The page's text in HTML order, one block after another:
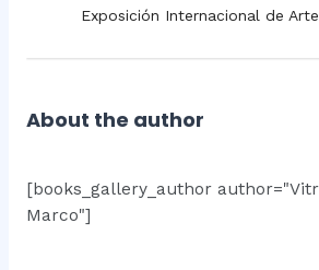
Exposición Internacional de
About the author
[books_gallery_author
Marco"]